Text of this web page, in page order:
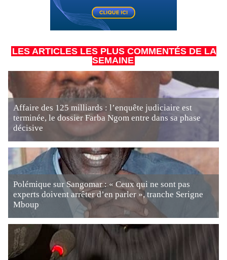
LES ARTICLES LES PLUS COMMENTÉS DE LA
SEMAINE
Affaire des 125 milliards : l’enquête judiciaire est
terminée, le dossier Farba Ngom entre dans sa phase
décisive
Polémique sur Sangomar : « Ceux qui ne sont pas
experts doivent arrêter d’en parler », tranche Serigne
Mboup